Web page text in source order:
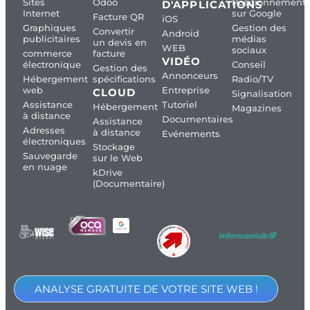
Internet
Graphiques
publicitaires
commerce
électronique
Hébergement
web
Assistance
à distance
Adresses
électroniques
Sauvegarde
en nuage
Facture QR
Convertir
un devis en
facture
Gestion des
spécifications
CLOUD
Hébergement
Assistance
à distance
Stockage
sur le Web
kDrive
(Documentaire)
D'APPLICATIONS
iOS
Android
WEB
VIDÉO
Annonceurs
Entreprise
Tutoriel
Documentaires
Evénements
sur Google
Gestion des
médias
sociaux
Conseil
Radio/TV
Signalisation
Magazines
ANALYSE GRATUITE DE VOTRE SITE WEB !